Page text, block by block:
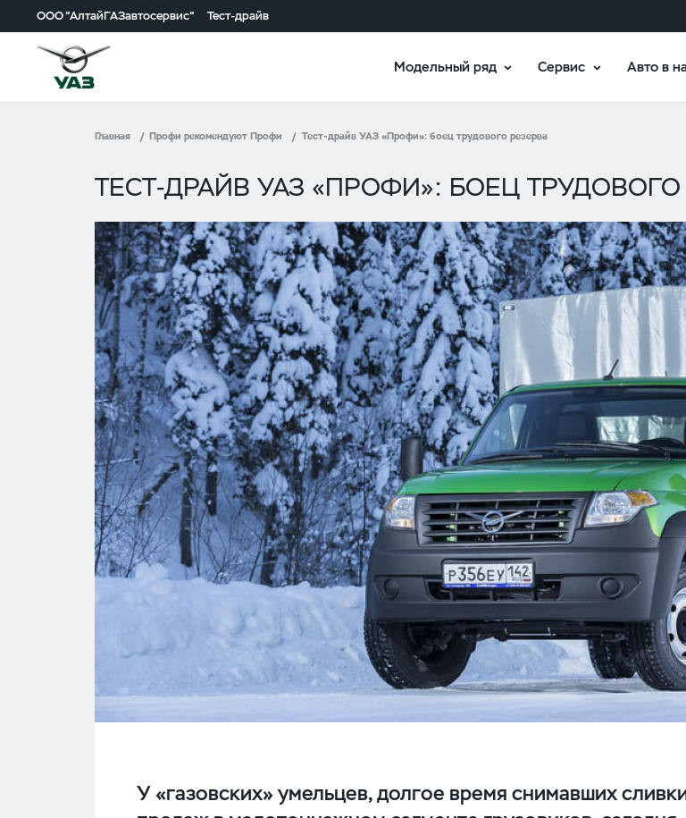
ООО "АлтайГАЗавтосервис" Тест-драйв
Модельный ряд Сервис Авто в
Главная Профи рекомендуют Профи Тест-драйв УАЗ «Профи»: боец трудового резерва
ТЕСТ-ДРАЙВ УАЗ «ПРОФИ»: БОЕЦ
У «газовских» умельцев, долгое время снимавших